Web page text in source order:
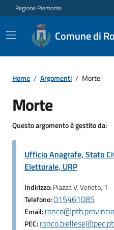
Regione Piemonte
Comune di
Home / Argomenti / Morte
Morte
Questo argomento è gestito da:
Ufficio Anagrafe, Stato
Elettorale, URP
Indirizzo:Piazza V. Veneto, 1
Telefono:015461085
Email:
PEC: